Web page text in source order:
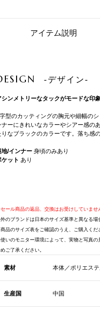
アイテム説明
-デザイン-
シンメトリーなタックがモードな印
型のカッティングの胸元や細幅の
ナーにきれいなカラーやシアー感の
りなブラックのカラーです。落ち感
地/インナー 身頃のみあり
ケット あり
ール商品の返品、交換はお受けしていませ
のブランドは日本のサイズ基準と異なる場
品のサイズ表をご確認のうえ、ご購入くだ
使いのモニター環境によって、実物と写真の
ご了承ください。
素材 本体／ポリエス
生産国 中国